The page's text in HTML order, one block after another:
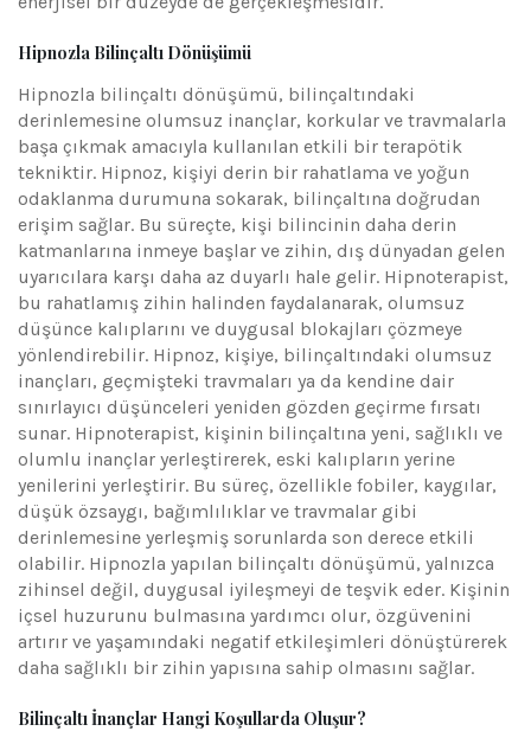
Hipnozla Bilinçaltı Dönüşümü
Hipnozla bilinçaltı dönüşümü, bilinçaltındaki
derinlemesine olumsuz inançlar, korkular ve travmalarla
başa çıkmak amacıyla kullanılan etkili bir terapötik
tekniktir. Hipnoz, kişiyi derin bir rahatlama ve yoğun
odaklanma durumuna sokarak, bilinçaltına doğrudan
erişim sağlar. Bu süreçte, kişi bilincinin daha derin
katmanlarına inmeye başlar ve zihin, dış dünyadan gelen
uyarıcılara karşı daha az duyarlı hale gelir. Hipnoterapist,
bu rahatlamış zihin halinden faydalanarak, olumsuz
düşünce kalıplarını ve duygusal blokajları çözmeye
yönlendirebilir. Hipnoz, kişiye, bilinçaltındaki olumsuz
inançları, geçmişteki travmaları ya da kendine dair
sınırlayıcı düşünceleri yeniden gözden geçirme fırsatı
sunar. Hipnoterapist, kişinin bilinçaltına yeni, sağlıklı ve
olumlu inançlar yerleştirerek, eski kalıpların yerine
yenilerini yerleştirir. Bu süreç, özellikle fobiler, kaygılar,
düşük özsaygı, bağımlılıklar ve travmalar gibi
derinlemesine yerleşmiş sorunlarda son derece etkili
olabilir. Hipnozla yapılan bilinçaltı dönüşümü, yalnızca
zihinsel değil, duygusal iyileşmeyi de teşvik eder. Kişinin
içsel huzurunu bulmasına yardımcı olur, özgüvenini
artırır ve yaşamındaki negatif etkileşimleri dönüştürerek
daha sağlıklı bir zihin yapısına sahip olmasını sağlar.
Bilinçaltı İnançlar Hangi Koşullarda Oluşur?